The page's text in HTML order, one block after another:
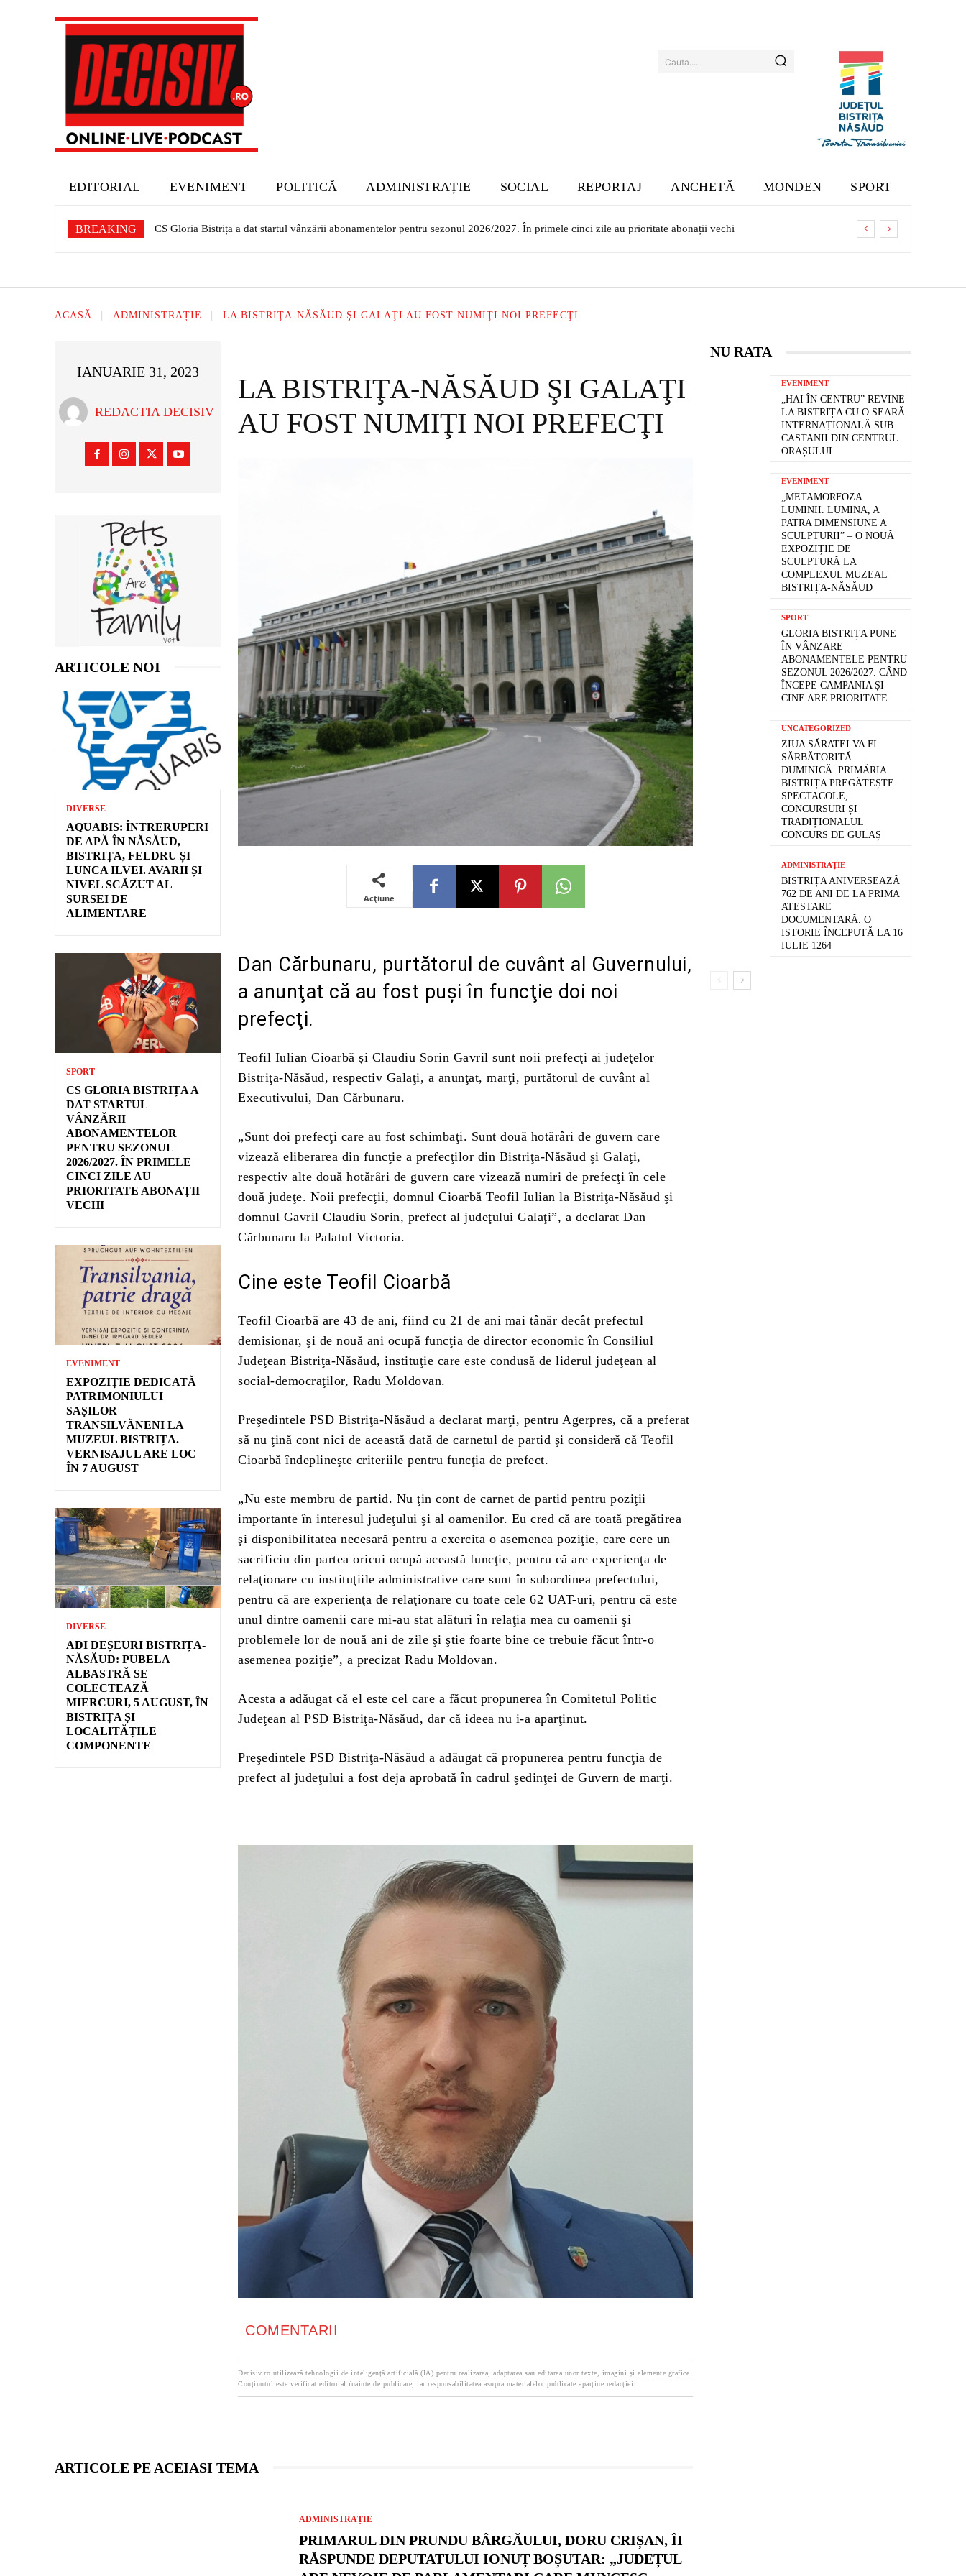
Cauta....
EDITORIAL EVENIMENT POLITICĂ ADMINISTRAȚIE SOCIAL REPORTAJ ANCHETĂ MONDEN SPORT
BREAKING CS Gloria Bistrița a dat startul vânzării abonamentelor pentru sezonul 2026/2027. În primele cinci zile au prioritate abonații vechi
Expoziție dedicată patrimoniului sașilor transilvăneni la Muzeul Bistrița. Vernisajul are loc în 7 august
ACASĂ ADMINISTRAȚIE LA BISTRIŢA-NĂSĂUD ŞI GALAŢI AU FOST NUMIŢI NOI PREFECŢI
IANUARIE 31, 2023
REDACTIA DECISIV
ARTICOLE NOI
DIVERSE
AQUABIS: ÎNTRERUPERI
DE APĂ ÎN NĂSĂUD,
BISTRIȚA, FELDRU ȘI
LUNCA ILVEI. AVARII ȘI
NIVEL SCĂZUT AL
SURSEI DE
ALIMENTARE
SPORT
CS GLORIA BISTRIȚA A
DAT STARTUL
VÂNZĂRII
ABONAMENTELOR
PENTRU SEZONUL
2026/2027. ÎN PRIMELE
CINCI ZILE AU
PRIORITATE ABONAȚII
VECHI
EVENIMENT
EXPOZIȚIE DEDICATĂ
PATRIMONIULUI
SAȘILOR
TRANSILVĂNENI LA
MUZEUL BISTRIȚA.
VERNISAJUL ARE LOC
ÎN 7 AUGUST
DIVERSE
ADI DEȘEURI BISTRIȚA-
NĂSĂUD: PUBELA
ALBASTRĂ SE
COLECTEAZĂ
MIERCURI, 5 AUGUST, ÎN
BISTRIȚA ȘI
LOCALITĂȚILE
COMPONENTE
LA BISTRIŢA-NĂSĂUD ŞI GALAŢI
AU FOST NUMIŢI NOI PREFECŢI
Acțiune
Dan Cărbunaru, purtătorul de cuvânt al Guvernului,
a anunţat că au fost puşi în funcţie doi noi
prefecţi.
Teofil Iulian Cioarbă şi Claudiu Sorin Gavril sunt noii prefecţi ai judeţelor
Bistriţa-Năsăud, respectiv Galaţi, a anunţat, marţi, purtătorul de cuvânt al
Executivului, Dan Cărbunaru.
„Sunt doi prefecţi care au fost schimbaţi. Sunt două hotărâri de guvern care
vizează eliberarea din funcţie a prefecţilor din Bistriţa-Năsăud şi Galaţi,
respectiv alte două hotărâri de guvern care vizează numiri de prefecţi în cele
două judeţe. Noii prefecţii, domnul Cioarbă Teofil Iulian la Bistriţa-Năsăud şi
domnul Gavril Claudiu Sorin, prefect al judeţului Galaţi”, a declarat Dan
Cărbunaru la Palatul Victoria.
Cine este Teofil Cioarbă
Teofil Cioarbă are 43 de ani, fiind cu 21 de ani mai tânăr decât prefectul
demisionar, şi de nouă ani ocupă funcţia de director economic în Consiliul
Judeţean Bistriţa-Năsăud, instituţie care este condusă de liderul judeţean al
social-democraţilor, Radu Moldovan.
Preşedintele PSD Bistriţa-Năsăud a declarat marţi, pentru Agerpres, că a preferat
să nu ţină cont nici de această dată de carnetul de partid şi consideră că Teofil
Cioarbă îndeplineşte criteriile pentru funcţia de prefect.
„Nu este membru de partid. Nu ţin cont de carnet de partid pentru poziţii
importante în interesul judeţului şi al oamenilor. Eu cred că are toată pregătirea
şi disponibilitatea necesară pentru a exercita o asemenea poziţie, care cere un
sacrificiu din partea oricui ocupă această funcţie, pentru că are experienţa de
relaţionare cu instituţiile administrative care sunt în subordinea prefectului,
pentru că are experienţa de relaţionare cu toate cele 62 UAT-uri, pentru că este
unul dintre oamenii care mi-au stat alături în relaţia mea cu oamenii şi
problemele lor de nouă ani de zile şi ştie foarte bine ce trebuie făcut într-o
asemenea poziţie”, a precizat Radu Moldovan.
Acesta a adăugat că el este cel care a făcut propunerea în Comitetul Politic
Judeţean al PSD Bistriţa-Năsăud, dar că ideea nu i-a aparţinut.
Preşedintele PSD Bistriţa-Năsăud a adăugat că propunerea pentru funcţia de
prefect al judeţului a fost deja aprobată în cadrul şedinţei de Guvern de marţi.
COMENTARII
Decisiv.ro utilizează tehnologii de inteligență artificială (IA) pentru realizarea, adaptarea sau editarea unor texte, imagini și elemente grafice.
Conținutul este verificat editorial înainte de publicare, iar responsabilitatea asupra materialelor publicate aparține redacției.
ARTICOLE PE ACEIASI TEMA
ADMINISTRAȚIE
PRIMARUL DIN PRUNDU BÂRGĂULUI, DORU CRIȘAN, ÎI
RĂSPUNDE DEPUTATULUI IONUȚ BOȘUTAR: „JUDEȚUL
NU RATA
EVENIMENT
„HAI ÎN CENTRU” REVINE
LA BISTRIȚA CU O SEARĂ
INTERNAȚIONALĂ SUB
CASTANII DIN CENTRUL
ORAȘULUI
EVENIMENT
„METAMORFOZA
LUMINII. LUMINA, A
PATRA DIMENSIUNE A
SCULPTURII” – O NOUĂ
EXPOZIȚIE DE
SCULPTURĂ LA
COMPLEXUL MUZEAL
BISTRIȚA-NĂSĂUD
SPORT
GLORIA BISTRIȚA PUNE
ÎN VÂNZARE
ABONAMENTELE PENTRU
SEZONUL 2026/2027. CÂND
ÎNCEPE CAMPANIA ȘI
CINE ARE PRIORITATE
UNCATEGORIZED
ZIUA SĂRATEI VA FI
SĂRBĂTORITĂ
DUMINICĂ. PRIMĂRIA
BISTRIȚA PREGĂTEȘTE
SPECTACOLE,
CONCURSURI ȘI
TRADIȚIONALUL
CONCURS DE GULAȘ
ADMINISTRAȚIE
BISTRIȚA ANIVERSEAZĂ
762 DE ANI DE LA PRIMA
ATESTARE
DOCUMENTARĂ. O
ISTORIE ÎNCEPUTĂ LA 16
IULIE 1264